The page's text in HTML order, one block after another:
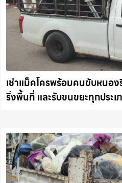
เช่าแม็คโครพร้อมคนขับหนอง
ริ่งพื้นที่ และรับขนขยะทุกประเ